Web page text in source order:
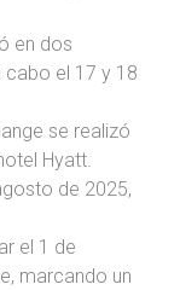
en dos
cabo el 17 y 18
se realizó
Hyatt.
de 2025,
el 1 de
marcando un